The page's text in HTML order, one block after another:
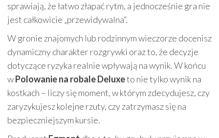
sprawiają, że łatwo złapać rytm, a jednocześnie gra nie
jest całkowicie „przewidywalna”.
W gronie znajomych lub rodzinnym wieczorze docenisz
dynamiczny charakter rozgrywki oraz to, że decyzje
dotyczące ryzyka realnie wpływają na wynik. W końcu
wPolowanie na robale Deluxeto nie tylko wynik na
kostkach – liczy się moment, w którym zdecydujesz, czy
zaryzykujesz kolejne rzuty, czy zatrzymasz się na
bezpieczniejszym kursie.